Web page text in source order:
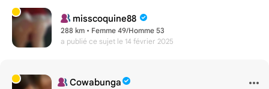
misscoquine88
288 km • Femme 49/Homme 53
a publié ce sujet le 14 février 2025
Cowabunga